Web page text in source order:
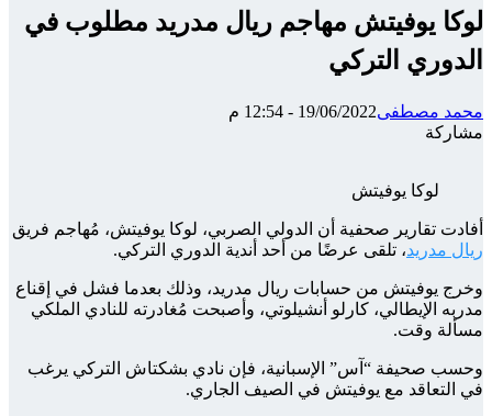
لوكا يوفيتش مهاجم ريال مدريد مطلوب في
الدوري التركي
محمد مصطفى19/06/2022 - 12:54 م
مشاركة
الإيميللوكا يوفيتش
أفادت تقارير صحفية أن الدولي الصربي، لوكا يوفيتش، مُهاجم فريق
ريال مدريد، تلقى عرضًا من أحد أندية الدوري التركي.
وخرج يوفيتش من حسابات ريال مدريد، وذلك بعدما فشل في إقناع
مدربه الإيطالي، كارلو أنشيلوتي، وأصبحت مُغادرته للنادي الملكي
مسألة وقت.
وحسب صحيفة “آس” الإسبانية، فإن نادي بشكتاش التركي يرغب
في التعاقد مع يوفيتش في الصيف الجاري.